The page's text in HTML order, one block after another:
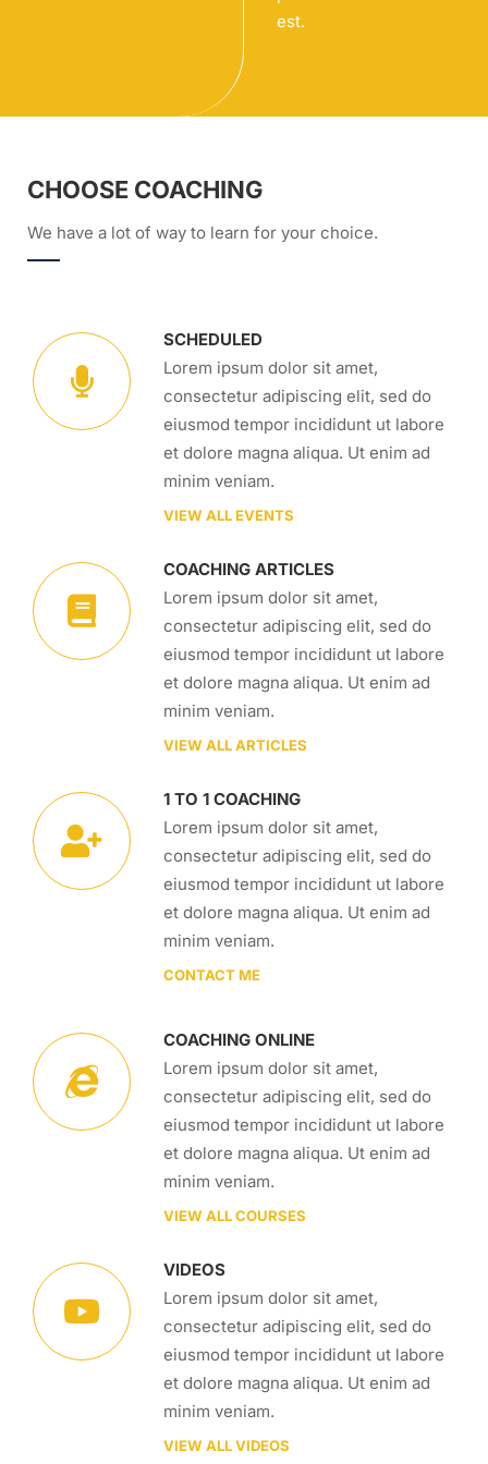
est.
CHOOSE COACHING
We have a lot of way to learn for your choice.
SCHEDULED
Lorem ipsum dolor sit amet,
consectetur adipiscing elit, sed do
eiusmod tempor incididunt ut labore
et dolore magna aliqua. Ut enim ad
minim veniam.
VIEW ALL EVENTS
COACHING ARTICLES
Lorem ipsum dolor sit amet,
consectetur adipiscing elit, sed do
eiusmod tempor incididunt ut labore
et dolore magna aliqua. Ut enim ad
minim veniam.
VIEW ALL ARTICLES
1 TO 1 COACHING
Lorem ipsum dolor sit amet,
consectetur adipiscing elit, sed do
eiusmod tempor incididunt ut labore
et dolore magna aliqua. Ut enim ad
minim veniam.
CONTACT ME
COACHING ONLINE
Lorem ipsum dolor sit amet,
consectetur adipiscing elit, sed do
eiusmod tempor incididunt ut labore
et dolore magna aliqua. Ut enim ad
minim veniam.
VIEW ALL COURSES
VIDEOS
Lorem ipsum dolor sit amet,
consectetur adipiscing elit, sed do
eiusmod tempor incididunt ut labore
et dolore magna aliqua. Ut enim ad
minim veniam.
VIEW ALL VIDEOS